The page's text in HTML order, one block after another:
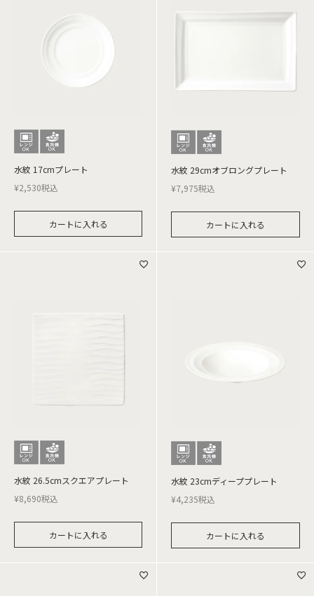
水紋 17cmプレート
¥2,530税込
カートに入れる
水紋 29cmオブロングプレート
¥7,975税込
カートに入れる
水紋 26.5cmスクエアプレート
¥8,690税込
カートに入れる
水紋 23cmディーププレート
¥4,235税込
カートに入れる